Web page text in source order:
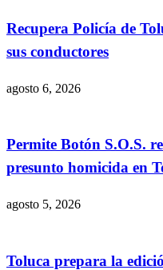
Recupera Policía de
sus conductores
agosto 6, 2026
Permite Botón S.O.S.
presunto homicida en
agosto 5, 2026
Toluca prepara la